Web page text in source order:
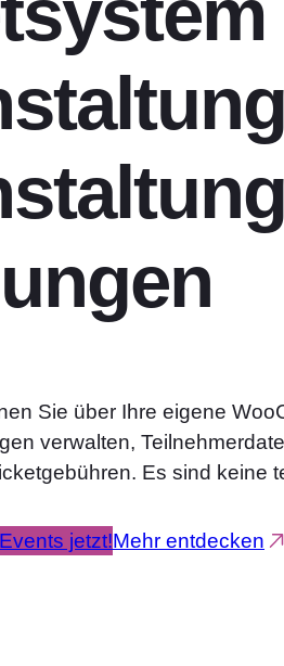
Sie über Ihre eigene
verwalten,
Es sind keine
jetzt!Mehr entdecken